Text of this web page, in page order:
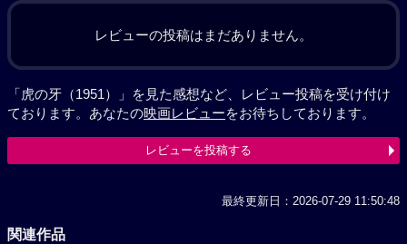
レビューの投稿はまだありません。
「虎の牙（1951）」を見た感想など、レビュー投稿を受け付け
ております。あなたの映画レビューをお待ちしております。
レビューを投稿する
最終更新日：2026-07-29 11:50:48
関連作品